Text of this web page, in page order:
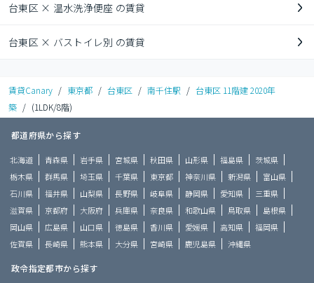
台東区 × 温水洗浄便座 の賃貸
台東区 × バストイレ別 の賃貸
賃貸Canary / 東京都 / 台東区 / 南千住駅 / 台東区 11階建 2020年
築 / (1LDK/8階)
都道府県から探す
北海道 青森県 岩手県 宮城県 秋田県 山形県 福島県
茨城県
栃木県
群馬県 埼玉県 千葉県 東京都 神奈川県 新潟県
富山県
石川県
福井県 山梨県 長野県 岐阜県 静岡県 愛知県
三重県
滋賀県
京都府 大阪府 兵庫県 奈良県 和歌山県 鳥取県
島根県
岡山県
広島県 山口県 徳島県 香川県 愛媛県 高知県
福岡県
佐賀県
長崎県 熊本県 大分県 宮崎県 鹿児島県 沖縄県
政令指定都市から探す